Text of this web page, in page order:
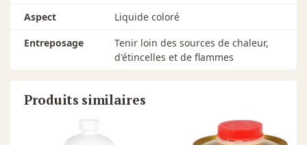
Aspect
Liquide coloré
Entreposage
Tenir loin des sources de chaleur,
d'étincelles et de flammes
Produits similaires